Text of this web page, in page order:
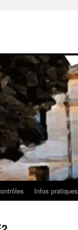
Infos pratiques